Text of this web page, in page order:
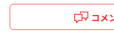
コメ